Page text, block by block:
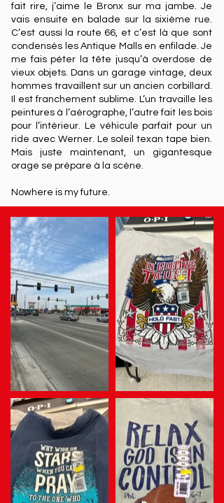
fait rire, j’aime le Bronx sur ma jambe. Je
vais ensuite en balade sur la sixième rue.
C’est aussi la route 66, et c’est là que sont
condensés les Antique Malls en enfilade. Je
me fais péter la tête jusqu’à overdose de
vieux objets. Dans un garage vintage, deux
hommes travaillent sur un ancien corbillard.
Il est franchement sublime. L’un travaille les
peintures à l’aérographe, l’autre fait les bois
pour l’intérieur. Le véhicule parfait pour un
ride avec Werner. Le soleil texan tape bien.
Mais juste maintenant, un gigantesque
orage se prépare à la scène.
Nowhere is my future.